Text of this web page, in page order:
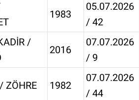
1983
05.07.2026
/ 42
/
2016
07.07.2026
/ 9
ZÖHRE 1982
07.07.2026
/ 44